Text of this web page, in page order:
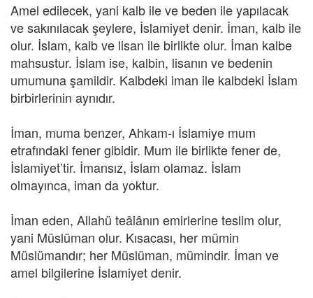
Amel edilecek, yani kalb ile ve beden ile yapılacak
ve sakınılacak şeylere, İslamiyet denir. İman, kalb ile
olur. İslam, kalb ve lisan ile birlikte olur. İman kalbe
mahsustur. İslam ise, kalbin, lisanın ve bedenin
umumuna şamildir. Kalbdeki iman ile kalbdeki İslam
birbirlerinin aynıdır.
İman, muma benzer, Ahkam-ı İslamiye mum
etrafındaki fener gibidir. Mum ile birlikte fener de,
İslamiyet’tir. İmansız, İslam olamaz. İslam
olmayınca, iman da yoktur.
İman eden, Allahü teâlânın emirlerine teslim olur,
yani Müslüman olur. Kısacası, her mümin
Müslümandır; her Müslüman, mümindir. İman ve
amel bilgilerine İslamiyet denir.